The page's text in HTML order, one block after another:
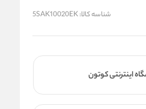
شناسه کالا:5SAK10020EK
اینترنتی کوتون